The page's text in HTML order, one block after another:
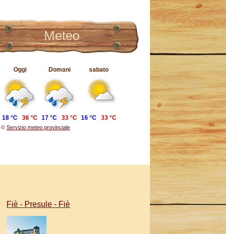
Meteo
Oggi Domani sabato
© Servizio meteo provinciale
18 °C 36 °C 17 °C 33 °C 16 °C 33 °C
Fiè - Presule - Fiè